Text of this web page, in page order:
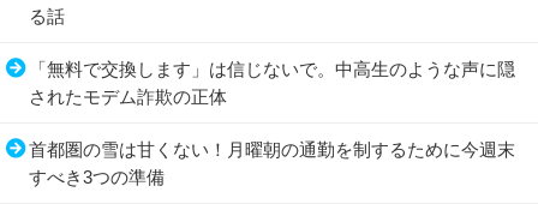
る話
「無料で交換します」は信じないで。中高生のような声に隠
されたモデム詐欺の正体
首都圏の雪は甘くない！月曜朝の通勤を制するために今週末
すべき3つの準備